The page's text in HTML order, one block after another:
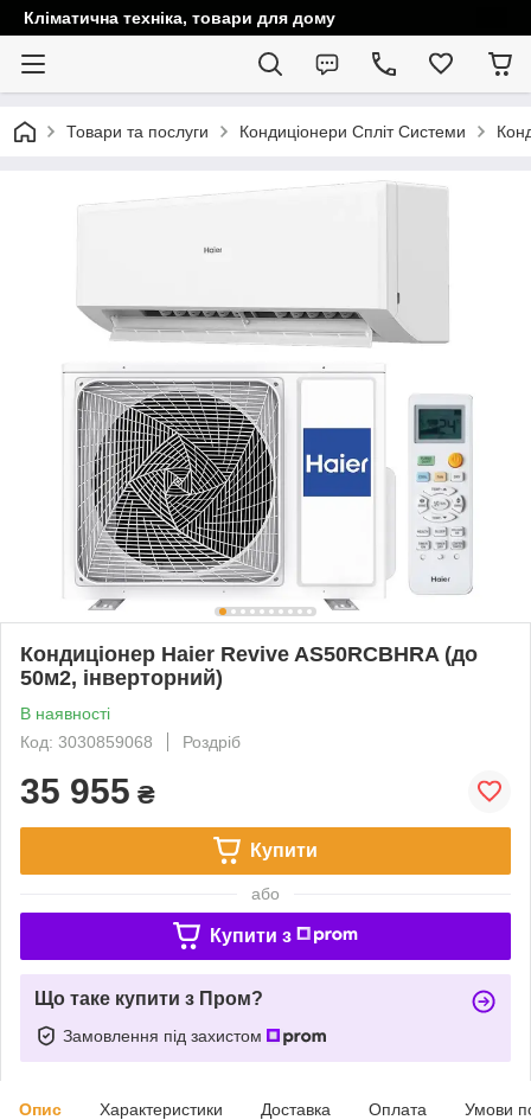
Кліматична техніка, товари для дому
Товари та послуги Кондиціонери Спліт Системи
Кондиціонер Haier Revive AS50RCBHRA (до
50м2, інверторний)
В наявності
Код: 3030859068
Роздріб
35 955 ₴
Купити
або
Купити з
Що таке купити з Пром?
Замовлення під захистом
Опис Характеристики Доставка Оплата Умови